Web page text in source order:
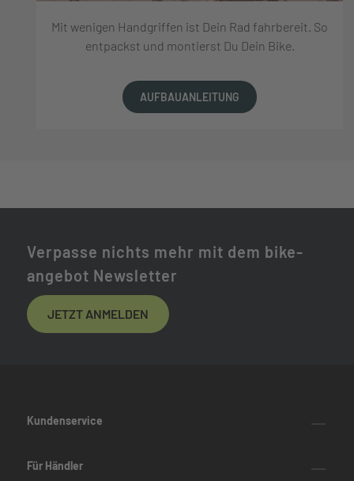
Mit wenigen Handgriffen ist Dein Rad fahrbereit. So
entpackst und montierst Du Dein Bike.
AUFBAUANLEITUNG
Verpasse nichts mehr mit dem bike-
angebot Newsletter
JETZT ANMELDEN
Kundenservice
Für Händler